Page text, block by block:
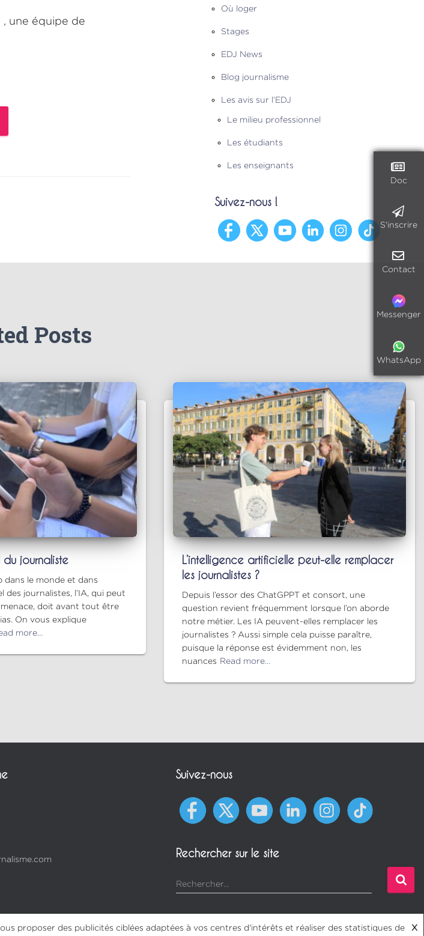
, une équipe de
Où loger
Stages
EDJ News
Blog journalisme
Les avis sur l’EDJ
Le milieu professionnel
Les étudiants
Les enseignants
Suivez-nous !
Posts
du journaliste
dans le monde et dans
des journalistes, l’IA, qui peut
doit avant tout être
On vous explique
more…
L’intelligence artificielle peut-elle remplacer
les journalistes ?
Depuis l’essor des ChatGPPT et consort, une
question revient fréquemment lorsque l’on aborde
notre métier. Les IA peuvent-elles remplacer les
journalistes ? Aussi simple cela puisse paraître,
puisque la réponse est évidemment non, les
nuances Read more…
Suivez-nous
Rechercher sur le site
Rechercher…
proposer des publicités ciblées adaptées à vos centres d'intérêts et réaliser des statistiques de X
Doc
S'inscrire
Contact
Messenger
WhatsApp